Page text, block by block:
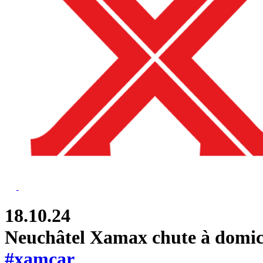
18.10.24
Neuchâtel Xamax chute à
#xamcar